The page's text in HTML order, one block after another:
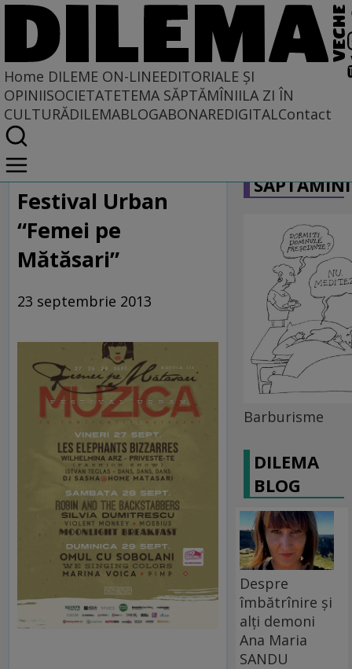
Home DILEME ON-LINEEDITORIALE ȘI
OPINIISOCIETATETEMA SĂPTĂMÎNIILA ZI ÎN
CULTURĂDILEMABLOGABONAREDIGITALContact
Home
Dileme on-line
Festival Urban
“Femei pe
Mătăsari”
23 septembrie 2013
Barburisme
DILEMA
BLOG
Despre
îmbătrînire și
alți demoni
Ana Maria
SANDU